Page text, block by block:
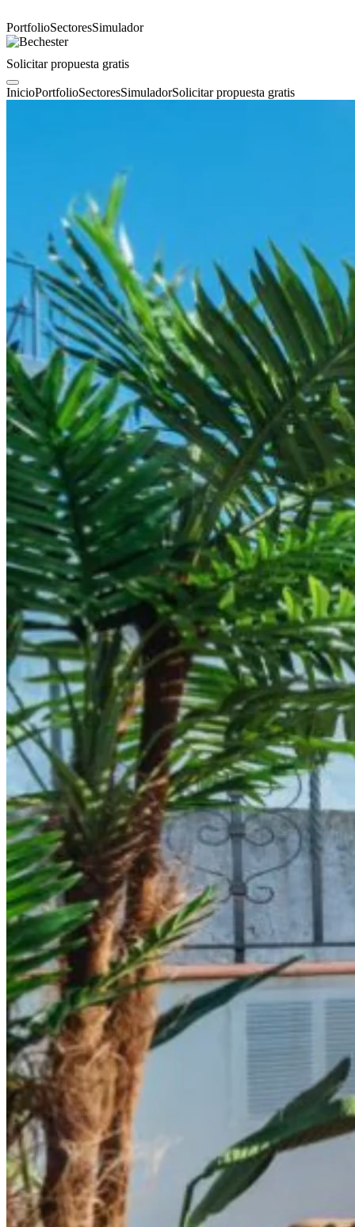
PortfolioSectoresSimulador
Solicitar propuesta gratis
InicioPortfolioSectoresSimuladorSolicitar propuesta gratis